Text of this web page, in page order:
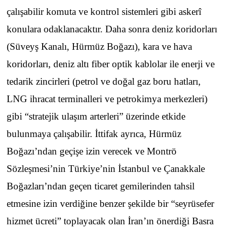
çalışabilir komuta ve kontrol sistemleri gibi askerî
konulara odaklanacaktır. Daha sonra deniz koridorları
(Süveyş Kanalı, Hürmüz Boğazı), kara ve hava
koridorları, deniz altı fiber optik kablolar ile enerji ve
tedarik zincirleri (petrol ve doğal gaz boru hatları,
LNG ihracat terminalleri ve petrokimya merkezleri)
gibi “stratejik ulaşım arterleri” üzerinde etkide
bulunmaya çalışabilir. İttifak ayrıca, Hürmüz
Boğazı’ndan geçişe izin verecek ve Montrö
Sözleşmesi’nin Türkiye’nin İstanbul ve Çanakkale
Boğazları’ndan geçen ticaret gemilerinden tahsil
etmesine izin verdiğine benzer şekilde bir “seyrüsefer
hizmet ücreti” toplayacak olan İran’ın önerdiği Basra